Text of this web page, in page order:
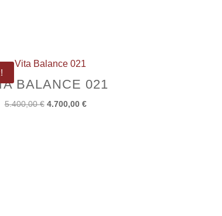
BALANCE 021
5.400,00€ Ursprünglicher
4.700,00 €Aktueller